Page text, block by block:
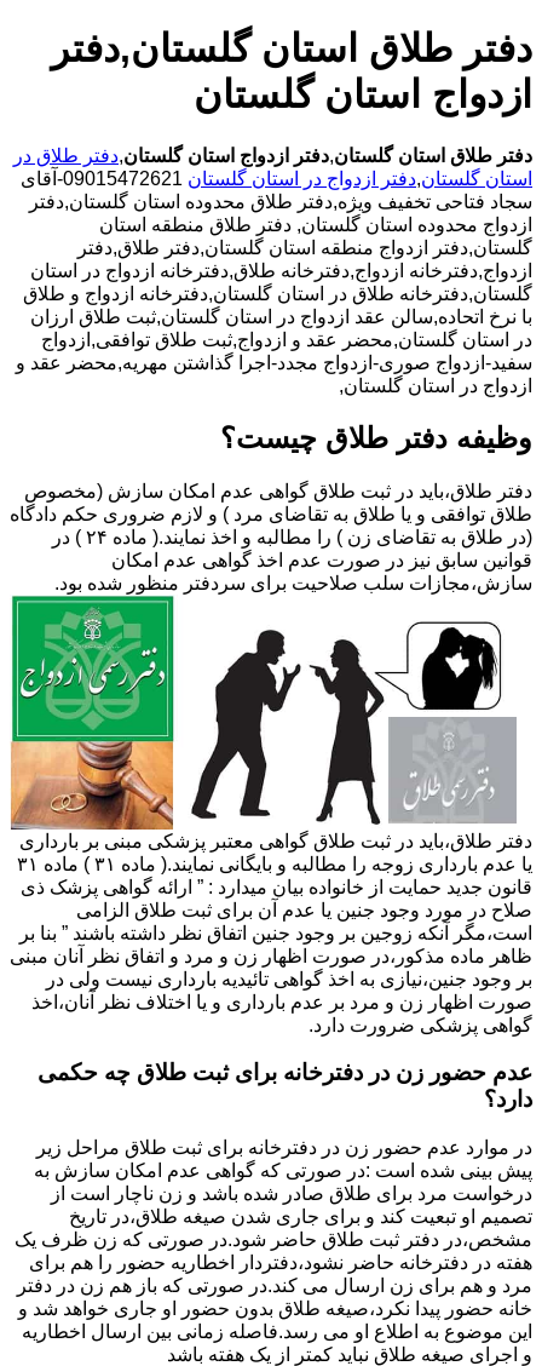
دفتر طلاق استان گلستان,دفتر
ازدواج استان گلستان
دفتر طلاق استان گلستان,دفتر ازدواج استان گلستان,دفتر طلاق در
استان گلستان,دفتر ازدواج در استان گلستان
09015472621-آقای
سجاد فتاحی تخفیف ویژه,دفتر طلاق محدوده استان گلستان,دفتر
ازدواج محدوده استان گلستان, دفتر طلاق منطقه استان
گلستان,دفتر ازدواج منطقه استان گلستان,دفتر طلاق,دفتر
ازدواج,دفترخانه ازدواج,دفترخانه طلاق,دفترخانه ازدواج در استان
گلستان,دفترخانه طلاق در استان گلستان,دفترخانه ازدواج و طلاق
با نرخ اتحاده,سالن عقد ازدواج در استان گلستان,ثبت طلاق ارزان
در استان گلستان,محضر عقد و ازدواج,ثبت طلاق توافقی,ازدواج
سفید-ازدواج صوری-ازدواج مجدد-اجرا گذاشتن مهریه,محضر عقد و
ازدواج در استان گلستان,
وظیفه دفتر طلاق چیست؟
دفتر طلاق،باید در ثبت طلاق گواهی عدم امکان سازش (مخصوص
طلاق توافقی و یا طلاق به تقاضای مرد ) و لازم ضروری حکم دادگاه
(در طلاق به تقاضای زن ) را مطالبه و اخذ نمایند.( ماده ۲۴ ) در
قوانین سابق نیز در صورت عدم اخذ گواهی عدم امکان
سازش،مجازات سلب صلاحیت برای سردفتر منظور شده بود.
دفتر طلاق،باید در ثبت طلاق گواهی معتبر پزشکی مبنی بر بارداری
یا عدم بارداری زوجه را مطالبه و بایگانی نمایند.( ماده ۳۱ ) ماده ۳۱
قانون جدید حمایت از خانواده بیان میدارد : ” ارائه گواهی پزشک ذی
صلاح در مورد وجود جنین یا عدم آن برای ثبت طلاق الزامی
است،مگر آنکه زوجین بر وجود جنین اتفاق نظر داشته باشند ” بنا بر
ظاهر ماده مذکور،در صورت اظهار زن و مرد و اتفاق نظر آنان مبنی
بر وجود جنین،نیازی به اخذ گواهی تائیدیه بارداری نیست ولی در
صورت اظهار زن و مرد بر عدم بارداری و یا اختلاف نظر آنان،اخذ
گواهی پزشکی ضرورت دارد.
عدم حضور زن در دفترخانه برای ثبت طلاق چه حکمی
دارد؟
در موارد عدم حضور زن در دفترخانه برای ثبت طلاق مراحل زیر
پیش بینی شده است :در صورتی که گواهی عدم امکان سازش به
درخواست مرد برای طلاق صادر شده باشد و زن ناچار است از
تصمیم او تبعیت کند و برای جاری شدن صیغه طلاق،در تاریخ
مشخص،در دفتر ثبت طلاق حاضر شود.در صورتی که زن ظرف یک
هفته در دفترخانه حاضر نشود،دفتردار اخطاریه حضور را هم برای
مرد و هم برای زن ارسال می کند.در صورتی که باز هم زن در دفتر
خانه حضور پیدا نکرد،صیغه طلاق بدون حضور او جاری خواهد شد و
این موضوع به اطلاع او می رسد.فاصله زمانی بین ارسال اخطاریه
و اجرای صیغه طلاق نباید کمتر از یک هفته باشد